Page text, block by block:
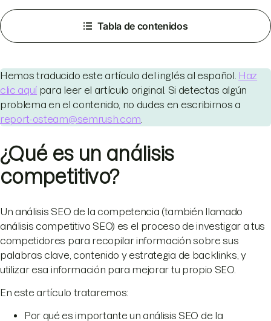
Tabla de contenidos
Hemos traducido este artículo del inglés al español. Haz
clic aquí para leer el artículo original. Si detectas algún
problema en el contenido, no dudes en escribirnos a
report-osteam@semrush.com
¿Qué es un análisis
competitivo?
Un análisis SEO de la competencia (también llamado
análisis competitivo SEO) es el proceso de investigar a tus
competidores para recopilar información sobre sus
palabras clave, contenido y estrategia de backlinks, y
utilizar esa información para mejorar tu propio SEO.
En este artículo trataremos:
Por qué es importante un análisis SEO de la